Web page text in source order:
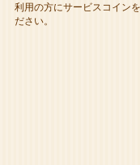
利用の方にサービスコイン
ださい。